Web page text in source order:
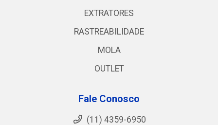
EXTRATORES
RASTREABILIDADE
MOLA
OUTLET
Fale Conosco
(11) 4359-6950